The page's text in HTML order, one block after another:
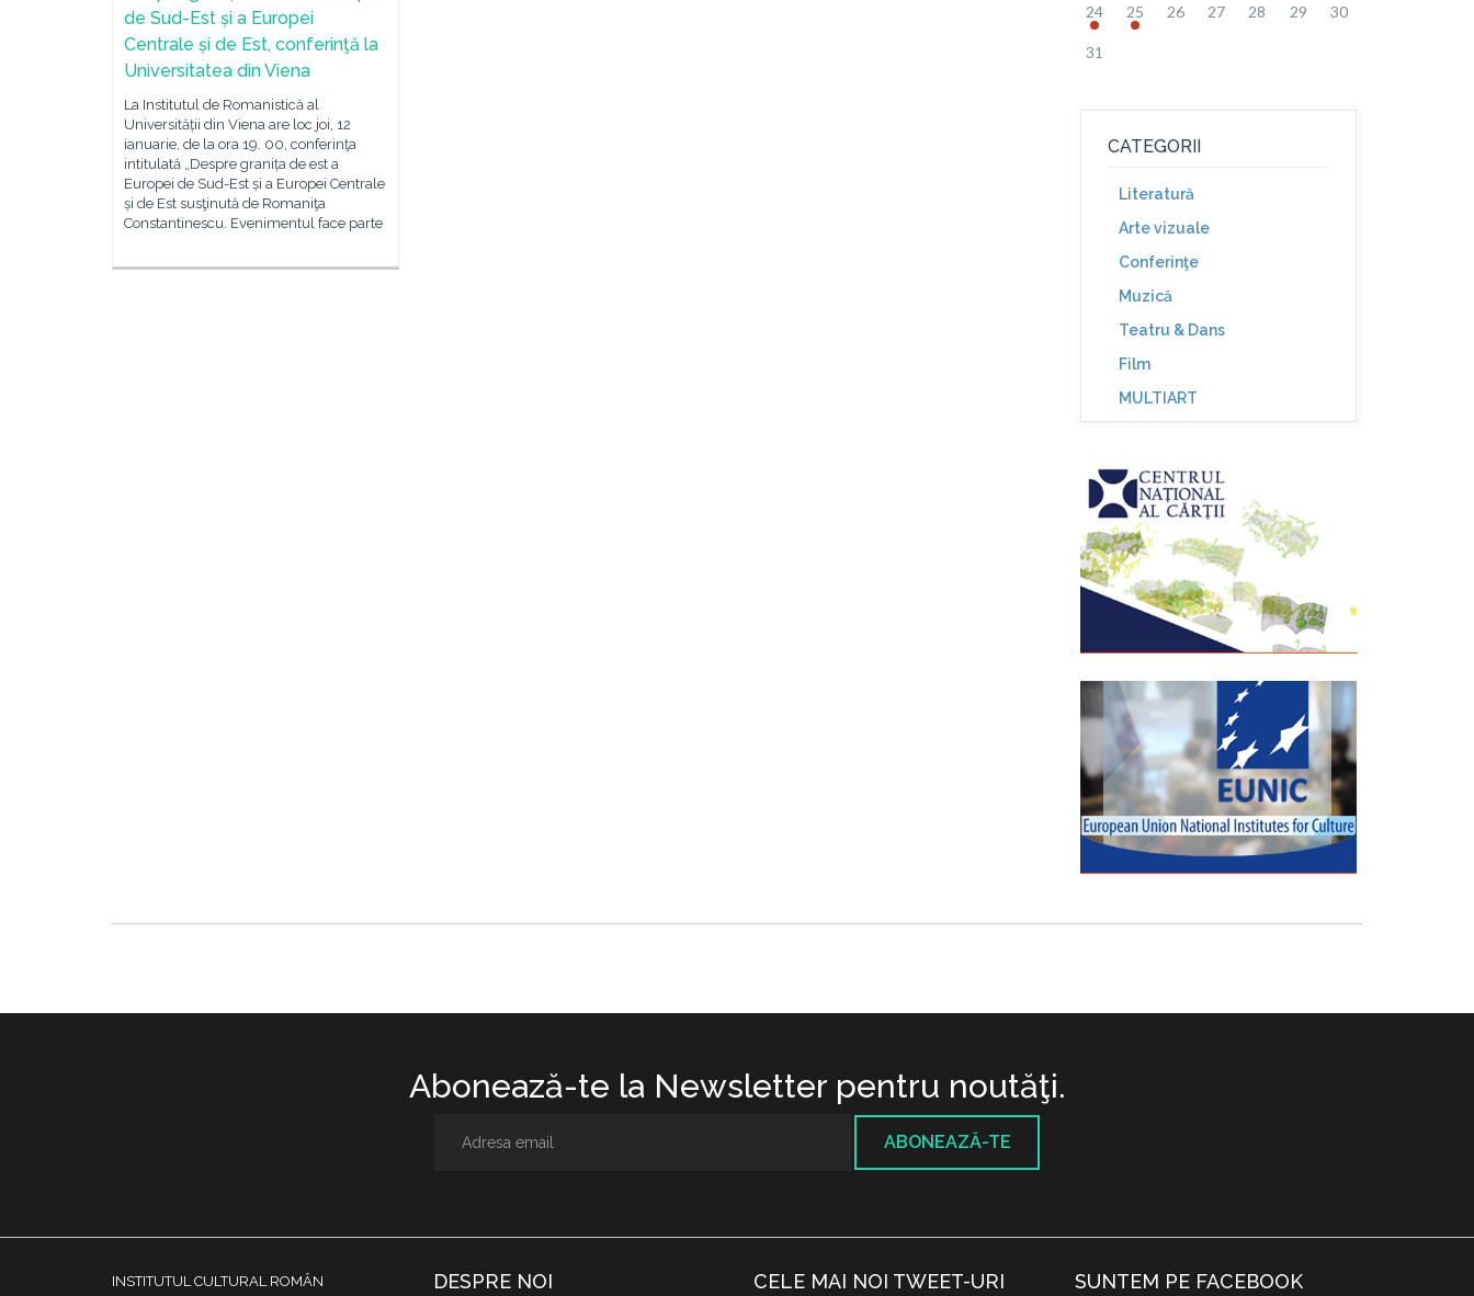
de Sud-Est și a Europei
Centrale și de Est, conferinţă la
Universitatea din Viena
La Institutul de Romanistică al
Universității din Viena are loc joi, 12
ianuarie, de la ora 19. 00, conferinţa
intitulată „Despre granița de est a
Europei de Sud-Est și a Europei Centrale
și de Est susţinută de Romaniţa
Constantinescu. Evenimentul face parte
24 25 26 27 28 29 30
31
CATEGORII
Literatură
Arte vizuale
Conferinţe
Muzică
Teatru & Dans
Film
MULTIART
Abonează-te la Newsletter pentru noutăţi.
ABONEAZĂ-TE
INSTITUTUL CULTURAL ROMÂN
DESPRE NOI CELE MAI NOI TWEET-URI SUNTEM PE FACEBOOK